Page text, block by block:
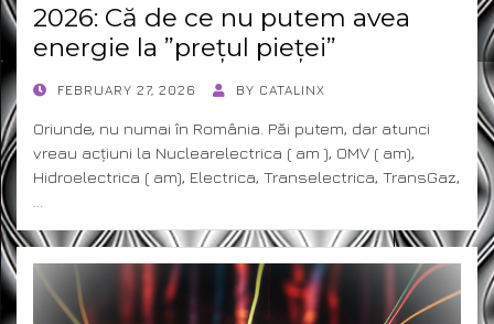
2026: Că de ce nu putem avea
energie la ”prețul pieței”
POSTEDFEBRUARY 27, 2026 BY CATALINX
Oriunde, nu numai în România. Păi putem, dar atunci
vreau acțiuni la Nuclearelectrica ( am ), OMV ( am),
Hidroelectrica ( am), Electrica, Transelectrica, TransGaz,